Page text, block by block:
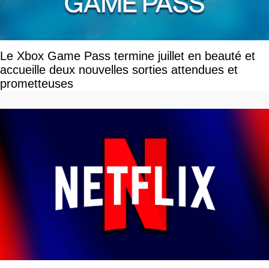
Le Xbox Game Pass termine juillet en beauté et
accueille deux nouvelles sorties attendues et
prometteuses